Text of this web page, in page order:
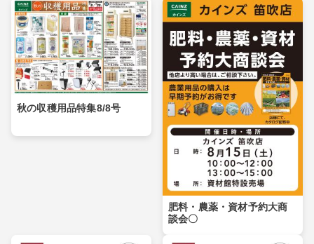
秋の収穫用品特集8/8号
肥料・農薬・資材予約大商
談会〇